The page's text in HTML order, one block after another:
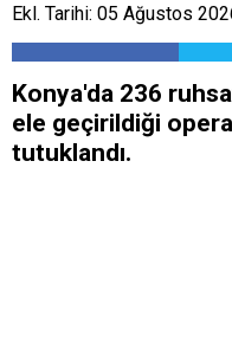
Ekl. Tarihi: 05 Ağustos
Konya'da 236
ele geçirildiği
tutuklandı.